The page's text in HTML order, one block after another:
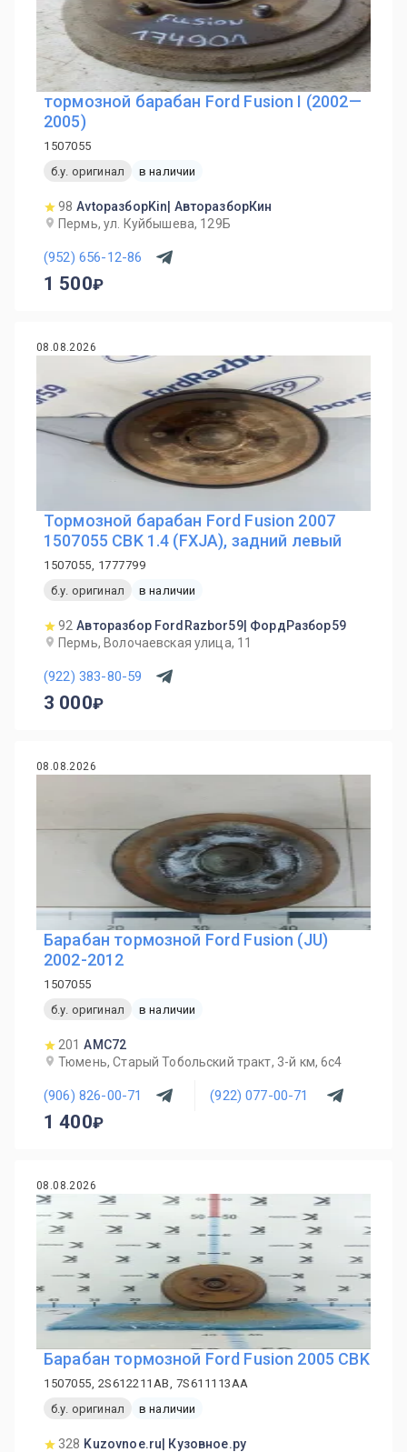
тормозной барабан Ford Fusion I (2002—
2005)
1507055
б.у. оригинал
в наличии
98 AvtoразборKin| АвторазборКин
Пермь, ул. Куйбышева, 129Б
(952) 656-12-86
1 500
08.08.2026
Тормозной барабан Ford Fusion 2007
1507055 CBK 1.4 (FXJA), задний левый
1507055, 1777799
б.у. оригинал
в наличии
92 Авторазбор FordRazbor59| ФордРазбор59
Пермь, Волочаевская улица, 11
(922) 383-80-59
3 000
08.08.2026
Барабан тормозной Ford Fusion (JU)
2002-2012
1507055
б.у. оригинал
в наличии
201 AMC72
Тюмень, Старый Тобольский тракт, 3-й км, 6с4
(906) 826-00-71 (922) 077-00-71
1 400
08.08.2026
Барабан тормозной Ford Fusion 2005 CBK
1507055, 2S612211AB, 7S611113AA
б.у. оригинал
в наличии
328 Kuzovnoe.ru| Кузовное.ру